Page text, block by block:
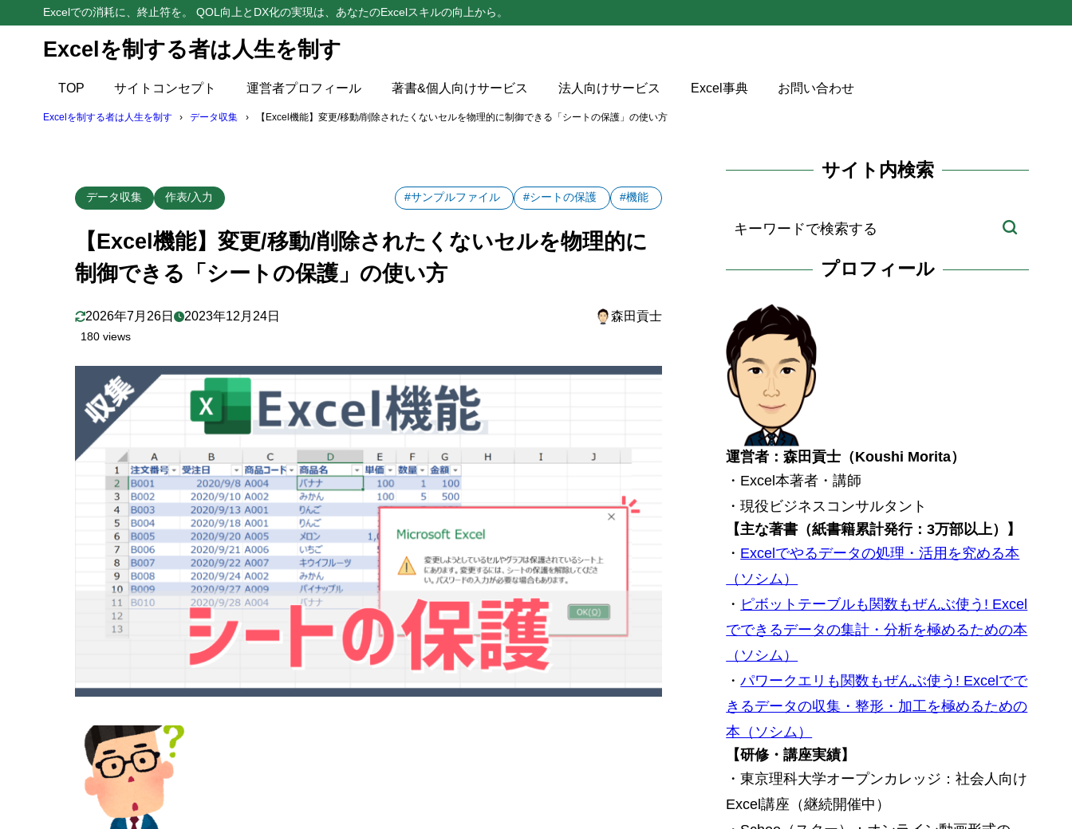
Excelでの消耗に、終止符を。 QOL向上とDX化の実現は、あなたのExcelスキルの向上から。
Excelを制する者は人生を制す
TOP サイトコンセプト 運営者プロフィール 著書&個人向けサービス 法人向けサービス Excel事典 お問い合わせ
Excelを制する者は人生を制す データ収集 【Excel機能】変更/移動/削除されたくないセルを物理的に制御できる「シートの保護」の使い方
データ収集 作表/入力 #サンプルファイル #シートの保護 #機能
【Excel機能】変更/移動/削除されたくないセルを物理的に
制御できる「シートの保護」の使い方
2026年7月26日 2023年12月24日 森田貢士
180 views
サイト内検索
プロフィール
運営者：森田貢士（Koushi Morita）
・Excel本著者・講師
・現役ビジネスコンサルタント
【主な著書（紙書籍累計発行：3万部以上）】
・ Excelでやるデータの処理・活用を究める本
（ソシム）
・ ピボットテーブルも関数もぜんぶ使う! Excel
でできるデータの集計・分析を極めるための本
（ソシム）
・パワークエリも関数もぜんぶ使う! Excelでで
きるデータの収集・整形・加工を極めるための
本（ソシム）
【研修・講座実績】
・東京理科大学オープンカレッジ：社会人向け
Excel講座（継続開催中）
目次
1 数式等の上書き/削除されたくないセルがある場合は「シートの保護」が有効
「シートの保護」の設定手順
3.2 【参考】シート保護中に許可する操作
4 「シートの保護」の解除手順
5 【注意】表がテーブルの場合、テーブル範囲が拡張されなくなってしまう